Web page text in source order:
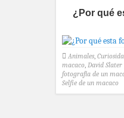
¿Por qué
Animales,
macaco, David
fotografía de un
Selfie de un macaco